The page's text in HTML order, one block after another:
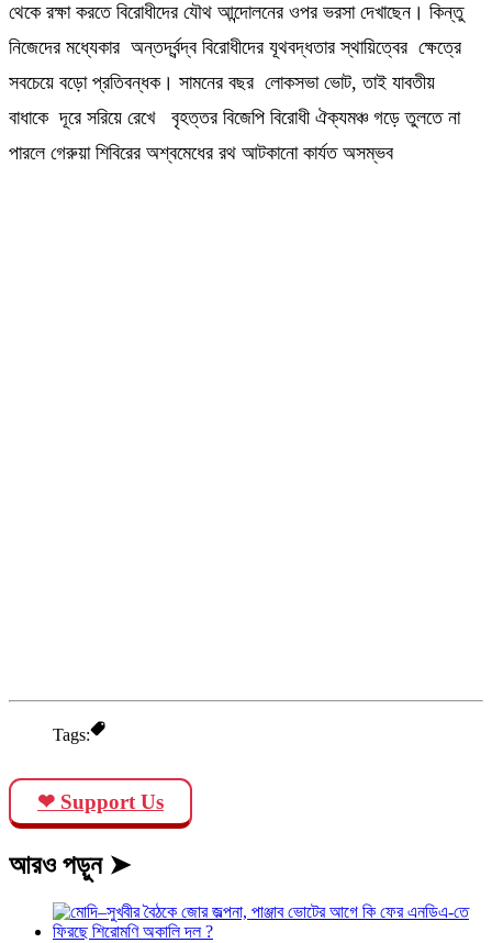
থেকে রক্ষা করতে বিরোধীদের যৌথ আন্দোলনের ওপর ভরসা দেখাছেন। কিন্তু
নিজেদের মধ্যেকার অন্তর্দ্বন্দ্ব বিরোধীদের যূথবদ্ধতার স্থায়িত্বের ক্ষেত্রে
সবচেয়ে বড়ো প্রতিবন্ধক। সামনের বছর লোকসভা ভোট, তাই যাবতীয়
বাধাকে দূরে সরিয়ে রেখে বৃহত্তর বিজেপি বিরোধী ঐক্যমঞ্চ গড়ে তুলতে না
পারলে গেরুয়া শিবিরের অশ্বমেধের রথ আটকানো কার্যত অসম্ভব
Tags:
❤ Support Us
আরও পড়ুন ➤